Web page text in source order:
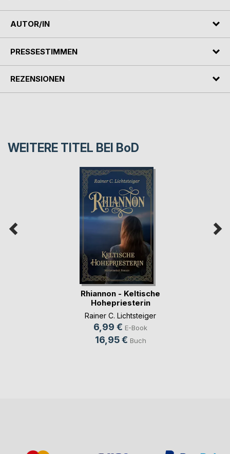
AUTOR/IN
PRESSESTIMMEN
REZENSIONEN
WEITERE TITEL BEI BoD
Rhiannon - Keltische
Hohepriesterin
Rainer C. Lichtsteiger
6,99 € E-Book
16,95 € Buch